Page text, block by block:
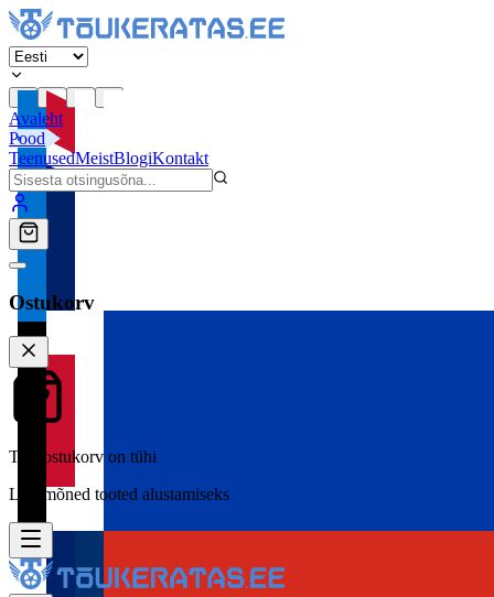
Avaleht
Pood
TeenusedMeistBlogiKontakt
Ostukorv
Teie ostukorv on tühi
Lisa mõned tooted alustamiseks